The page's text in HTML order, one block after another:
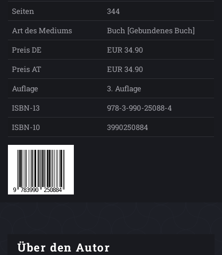
Seiten
344
Art des Mediums
Buch [Gebundenes Buch]
Preis DE
EUR 34.90
Preis AT
EUR 34.90
Auflage
3. Auflage
ISBN-13
978-3-990-25088-4
ISBN-10
3990250884
Über den Autor